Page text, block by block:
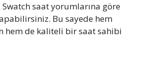
saat yorumlarına göre
Bu sayede hem
hem de kaliteli bir saat sahibi